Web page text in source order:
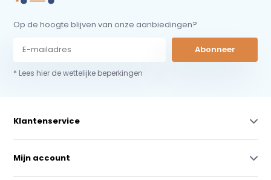
Op de hoogte blijven van onze aanbiedingen?
Abonneer
* Lees hier de wettelijke beperkingen
Klantenservice
Mijn account